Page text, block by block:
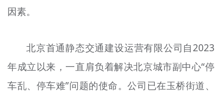
因素。
北京首通静态交通建设运营有限公司自2023
年成立以来，一直肩负着解决北京城市副中心“停
车乱、停车难”问题的使命。公司已在玉桥街道、